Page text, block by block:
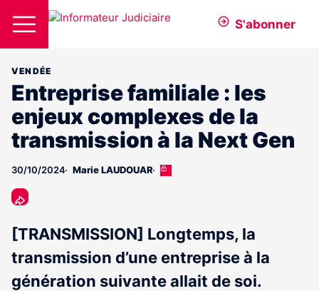
S'abonner
VENDÉE
Entreprise familiale : les
enjeux complexes de la
transmission à la Next Gen
30/10/2024 Marie LAUDOUAR
Cet
abonnés
[TRANSMISSION] Longtemps, la
transmission d’une entreprise à la
génération suivante allait de soi.